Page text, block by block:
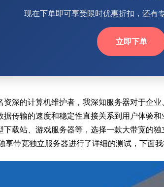
现在下单即可享受限时优惠折扣，还有
立即下单
资深的计算机维护者，我深知服务器对于企
据传输的速度和稳定性直接关系到用户体验
下载站、游戏服务器等，选择一款大带宽的
享带宽独立服务器进行了详细的测试，下面